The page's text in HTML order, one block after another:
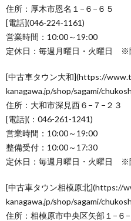
住所：厚木市恩名１−６−６５
[電話](046-224-1161)
営業時間：10:00～19:00
定休日：毎週月曜日・火曜日 ※
[中古車タウン大和](https://
kanagawa.jp/shop/sagami/
住所：大和市深見西６−７−２３
[電話](：046-261-1241)
営業時間：10:00～19:00
整備受付：10:00～17:30
定休日：毎週月曜日・火曜日 ※
[中古車タウン相模原北](https://
kanagawa.jp/shop/sagami/
住所：相模原市中央区矢部１−６−